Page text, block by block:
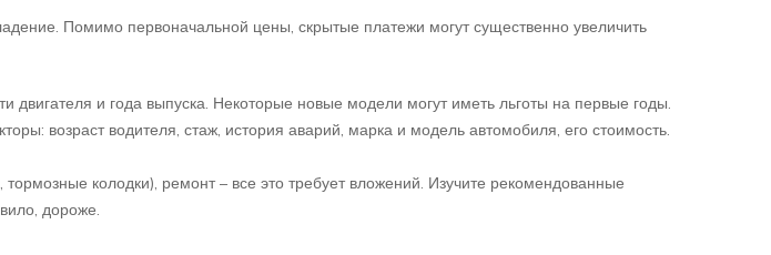
Помимо первоначальной цены, скрытые платежи могут существенно увеличить
и года выпуска. Некоторые новые модели могут иметь льготы на первые годы.
возраст водителя, стаж, история аварий, марка и модель автомобиля, его стоимость.
колодки), ремонт – все это требует вложений. Изучите рекомендованные
дороже.